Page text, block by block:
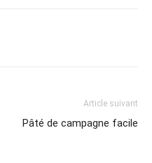
Article suivant
Pâté de campagne facile